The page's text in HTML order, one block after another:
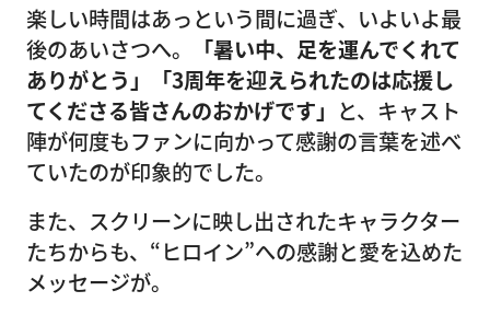
楽しい時間はあっという間に過ぎ、いよいよ最
後のあいさつへ。
「暑い中、足を運んでくれて
ありがとう」「3周年を迎えられたのは応援し
てくださる皆さんのおかげです」 と、キャスト
陣が何度もファンに向かって感謝の言葉を述べ
ていたのが印象的でした。
また、スクリーンに映し出されたキャラクター
たちからも、“ヒロイン”への感謝と愛を込めた
メッセージが。